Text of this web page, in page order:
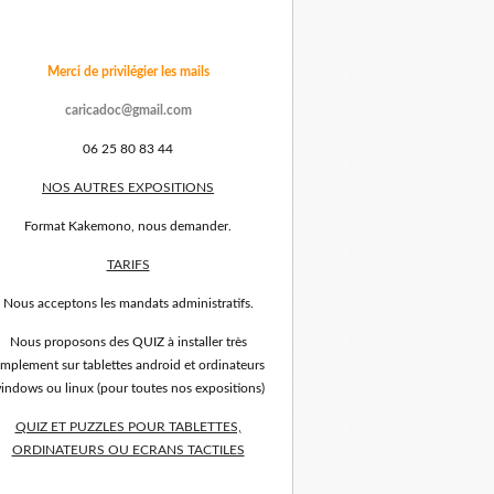
Merci de privilégier les mails
caricadoc@gmail.com
06 25 80 83 44
NOS AUTRES EXPOSITIONS
Format Kakemono, nous demander.
TARIFS
Nous acceptons les mandats administratifs.
Nous proposons des QUIZ à installer très
sur tablettes android et ordinateurs
ou linux (pour toutes nos expositions)
QUIZ ET PUZZLES POUR TABLETTES,
ORDINATEURS OU ECRANS TACTILES